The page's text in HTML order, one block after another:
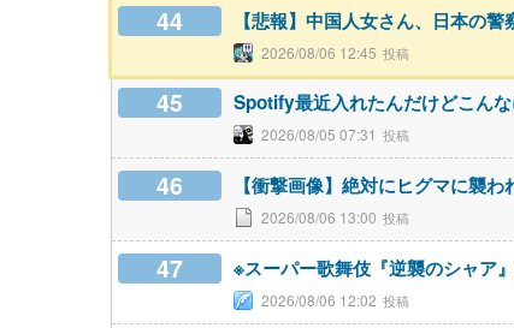
44 【悲報】中国人女さん、日本の
2026/08/06 12:45
45 Spotify最近入れたんだけどこん
2026/08/05 07:31
46 【衝撃画像】絶対にヒグマに襲
2026/08/06 13:00
47 ※スーパー歌舞伎『逆襲のシャア
2026/08/06 12:02